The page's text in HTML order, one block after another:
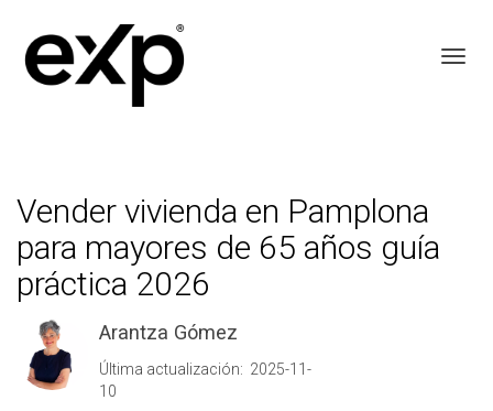
Vender vivienda en Pamplona
para mayores de 65 años guía
práctica 2026
Arantza Gómez
Última actualización: 2025-11-
10